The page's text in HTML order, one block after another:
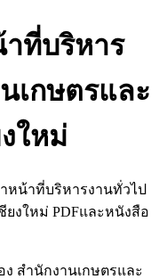
ที่บริหาร
เกษตรและ
ใหม่
หน้าที่บริหารงานทั่วไป
งใหม่ PDFและหนังสือ
สำนักงานเกษตรและ